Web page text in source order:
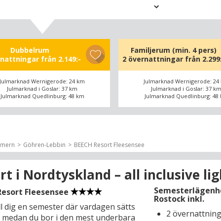
gäster och passar bra för alla som
– oavsett om du älskar att
föredrar en vandringssemester.
du också med gott samvete starta
hotellets läckra frukostbuffé, som
allt från färsk frukt till nygräddade
färskt bröd och bakverk; så är du
en dag fylld av äventyr i Harz magiska
av från din egen balkong på rummet
läget vid foten av
ger dig alla möjligheter att uppleva
flera nivåer. Ta till exempel en tur
linbana som ligger precis
hotellet. Den tar dig upp till toppen
som med sina 971 meter över
Dubbelrum
från 2.149:-
Julmarknad Wernigerode: 24 km
Julmarknad i Goslar: 37 km
Julmarknad Quedlinburg: 48 km
Familjerum (min. 4 pers)
2 övernattningar från
Julmarknad Wernigerode: 24
Julmarknad i Goslar: 37 km
Julmarknad Quedlinburg: 48
Göhren-Lebbin BEECH Resort Fleesensee
i Nordtyskland – all inclusive
Fleesensee
dig en semester där vardagen sätts
medan du bor i den mest underbara
Rostock inkl.
2